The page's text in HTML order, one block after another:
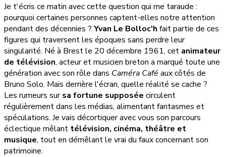
Je t'écris ce matin avec cette question qui me taraude :
pourquoi certaines personnes captent-elles notre attention
pendant des décennies ? Yvan Le Bolloc'h fait partie de ces
figures qui traversent les époques sans perdre leur
singularité. Né à Brest le 20 décembre 1961, cet animateur
de télévision, acteur et musicien breton a marqué toute une
génération avec son rôle dans Caméra Café aux côtés de
Bruno Solo. Mais derrière l'écran, quelle réalité se cache ?
Les rumeurs sursa fortune supposée circulent
régulièrement dans les médias, alimentant fantasmes et
spéculations. Je vais décortiquer avec vous son parcours
éclectique mêlant télévision, cinéma, théâtre et
musique, tout en démêlant le vrai du faux concernant son
patrimoine.